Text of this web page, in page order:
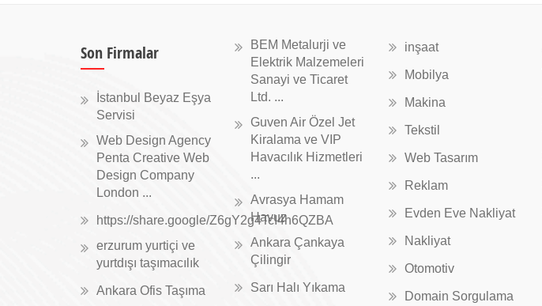
Son Firmalar
İstanbul Beyaz Eşya
Servisi
Web Design Agency
Penta Creative Web
Design Company
London ...
https://share.google/Z6gY2g4TcI4h6QZBA
erzurum yurtiçi ve
yurtdışı taşımacılık
Ankara Ofis Taşıma
BEM Metalurji ve
Elektrik Malzemeleri
Sanayi ve Ticaret
Ltd. ...
Guven Air Özel Jet
Kiralama ve VIP
Havacılık Hizmetleri
...
Avrasya Hamam
Havuz
Ankara Çankaya
Çilingir
Sarı Halı Yıkama
inşaat
Mobilya
Makina
Tekstil
Web Tasarım
Reklam
Evden Eve Nakliyat
Nakliyat
Otomotiv
Domain Sorgulama